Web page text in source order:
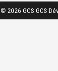
© 2026 GCS GCS